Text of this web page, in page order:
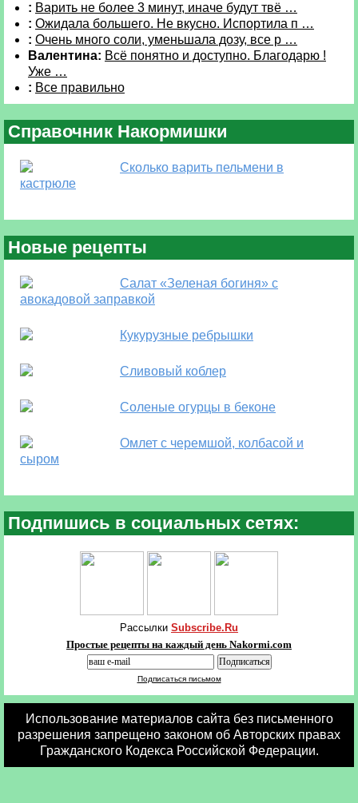
: Варить не более 3 минут, иначе будут твё …
: Ожидала большего. Не вкусно. Испортила п …
: Очень много соли, уменьшала дозу, все р …
Валентина: Всё понятно и доступно. Благодарю !
Уже …
: Все правильно
Справочник Накормишки
Сколько варить пельмени в
кастрюле
Новые рецепты
Салат «Зеленая богиня» с
авокадовой заправкой
Кукурузные ребрышки
Сливовый коблер
Соленые огурцы в беконе
Омлет с черемшой, колбасой и
сыром
Подпишись в социальных сетях:
Рассылки Subscribe.Ru
Простые рецепты на каждый день Nakormi.com
Подписаться письмом
Использование материалов сайта без письменного
разрешения запрещено законом об Авторских правах
Гражданского Кодекса Российской Федерации.